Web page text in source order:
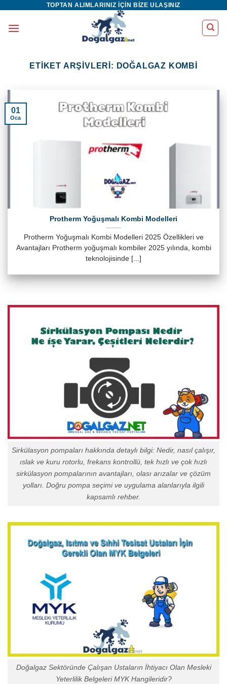
TOPTAN ALIMLARINIZ IÇIN BIZE ULAŞINIZ
ETIKET ARŞIVLERI: DOĞALGAZ KOMBI
Protherm Yoğuşmalı Kombi Modelleri
Protherm Yoğuşmalı Kombi Modelleri 2025 Özellikleri ve
Avantajları Protherm yoğuşmalı kombiler 2025 yılında, kombi
teknolojisinde [...]
01
Oca
Sirkülasyon pompaları hakkında detaylı bilgi: Nedir, nasıl çalışır,
ıslak ve kuru rotorlu, frekans kontrollü, tek hızlı ve çok hızlı
sirkülasyon pompalarının avantajları, olası arızalar ve çözüm
yolları. Doğru pompa seçimi ve uygulama alanlarıyla ilgili
kapsamlı rehber.
Doğalgaz Sektöründe Çalışan Ustaların İhtiyacı Olan Mesleki
Yeterlilik Belgeleri MYK Hangileridir?